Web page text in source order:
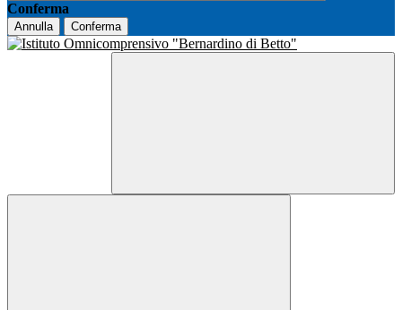
Conferma
Annulla Conferma